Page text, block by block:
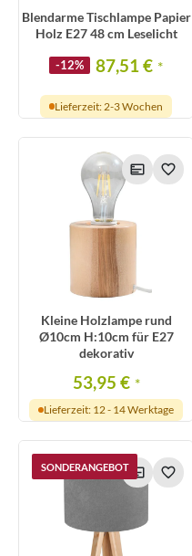
Blendarme Tischlampe Papier
Holz E27 48 cm Leselicht
-12% 87,51 € *
Lieferzeit: 2-3 Wochen
Kleine Holzlampe rund
Ø10cm H:10cm für E27
dekorativ
53,95 € *
Lieferzeit: 12 - 14 Werktage
SONDERANGEBOT